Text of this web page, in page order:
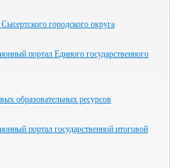
городского округа
портал Единого государственного
образовательных ресурсов
портал государственной итоговой